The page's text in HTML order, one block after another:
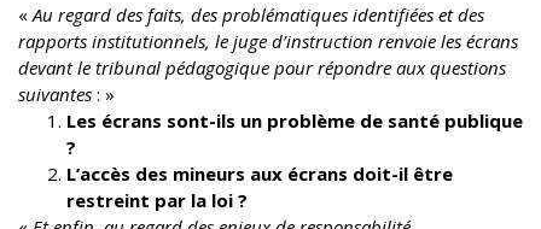
« Au regard des faits, des problématiques identifiées et des
rapports institutionnels, le juge d’instruction renvoie les écrans
devant le tribunal pédagogique pour répondre aux questions
suivantes : »
Les écrans sont-ils un problème de santé publique
?
L’accès des mineurs aux écrans doit-il être
restreint par la loi ?